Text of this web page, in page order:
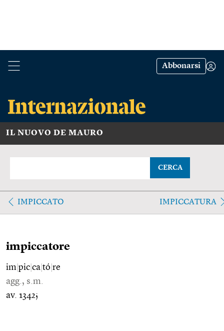
Abbonarsi
IL NUOVO DE MAURO
CERCA
IMPICCATO IMPICCATURA
impiccatore
im pic ca tó re
agg., s.m.
av. 1342;